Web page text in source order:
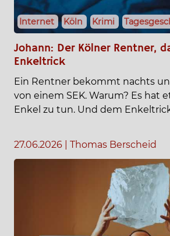
Internet Köln Krimi
Johann: Der Kölner Rentner,
Enkeltrick
Ein Rentner bekommt nachts
von einem SEK. Warum? Es hat
Enkel zu tun. Und dem
27.06.2026 Thomas Berscheid